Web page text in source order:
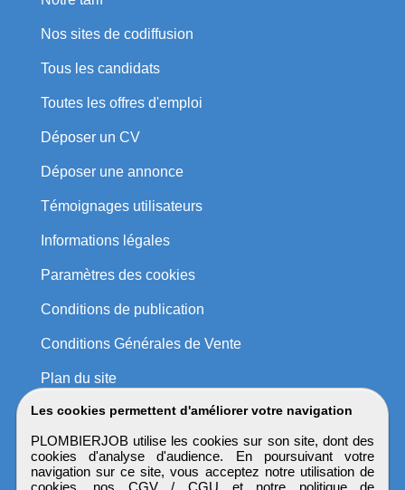
Les cookies permettent d'améliorer votre navigation
PLOMBIERJOB utilise les cookies sur son site, dont des
cookies d'analyse d'audience. En poursuivant votre
navigation sur ce site, vous acceptez notre utilisation de
cookies, nos CGV / CGU et notre politique de
Nos sites de codiffusion
Tous les candidats
Toutes les offres d'emploi
Déposer un CV
Déposer une annonce
Témoignages utilisateurs
Informations légales
Paramètres des cookies
Conditions de publication
Conditions Générales de Vente
Plan du site